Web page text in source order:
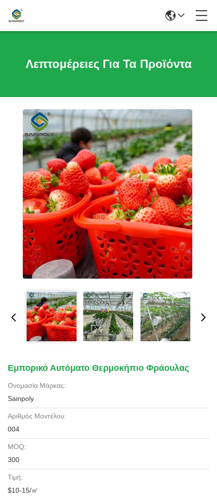
Λεπτομέρειες Για Τα Προϊόντα
Εμπορικό Αυτόματο Θερμοκήπιο Φράουλας
Ονομασία Μάρκας:
Sainpoly
Αριθμός Μοντέλου:
004
MOQ:
300
Τιμή:
$10-15/㎡